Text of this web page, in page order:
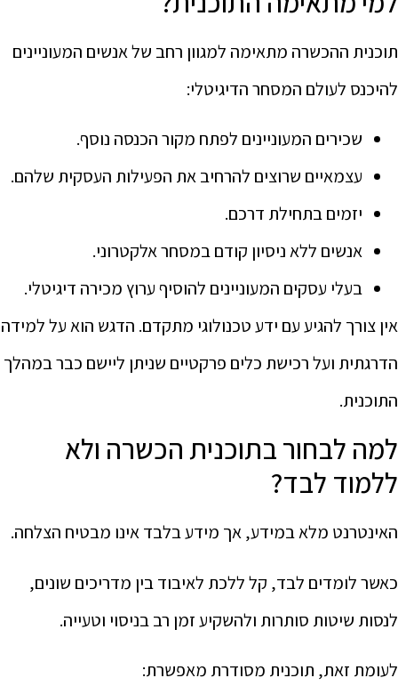
תוכנית ההכשרה מתאימה למגוון רחב של אנשים המעוניינים
להיכנס לעולם המסחר הדיגיטלי:
שכירים המעוניינים לפתח מקור הכנסה נוסף.
עצמאיים שרוצים להרחיב את הפעילות העסקית שלהם.
יזמים בתחילת דרכם.
אנשים ללא ניסיון קודם במסחר אלקטרוני.
בעלי עסקים המעוניינים להוסיף ערוץ מכירה דיגיטלי.
אין צורך להגיע עם ידע טכנולוגי מתקדם. הדגש הוא על למידה
הדרגתית ועל רכישת כלים פרקטיים שניתן ליישם כבר במהלך
התוכנית.
למה לבחור בתוכנית הכשרה ולא
ללמוד לבד?
האינטרנט מלא במידע, אך מידע בלבד אינו מבטיח הצלחה.
כאשר לומדים לבד, קל ללכת לאיבוד בין מדריכים שונים,
לנסות שיטות סותרות ולהשקיע זמן רב בניסוי וטעייה.
לעומת זאת, תוכנית מסודרת מאפשרת: